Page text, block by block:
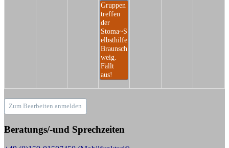
Gruppen
treffen
der
Stoma~S
elbsthilfe
Braunsch
weig.
Fällt
aus!
Zum Bearbeiten anmelden
Beratungs/-und Sprechzeiten